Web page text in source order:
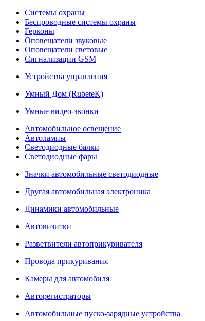
Системы охраны
Беспроводные системы охраны
Герконы
Оповещатели звуковые
Оповещатели световые
Сигнализации GSM
Устройства управления
Умный Дом (RubeteK)
Умные видео-звонки
Автомобильное освещение
Автолампы
Светодиодные балки
Светодиодные фары
Значки автомобильные светодиодные
Другая автомобильная электроника
Динамики автомобильные
Автовизитки
Разветвители автоприкуривателя
Провода прикуривания
Камеры для автомобиля
Авторегистраторы
Автомобильные пуско-зарядные устройства